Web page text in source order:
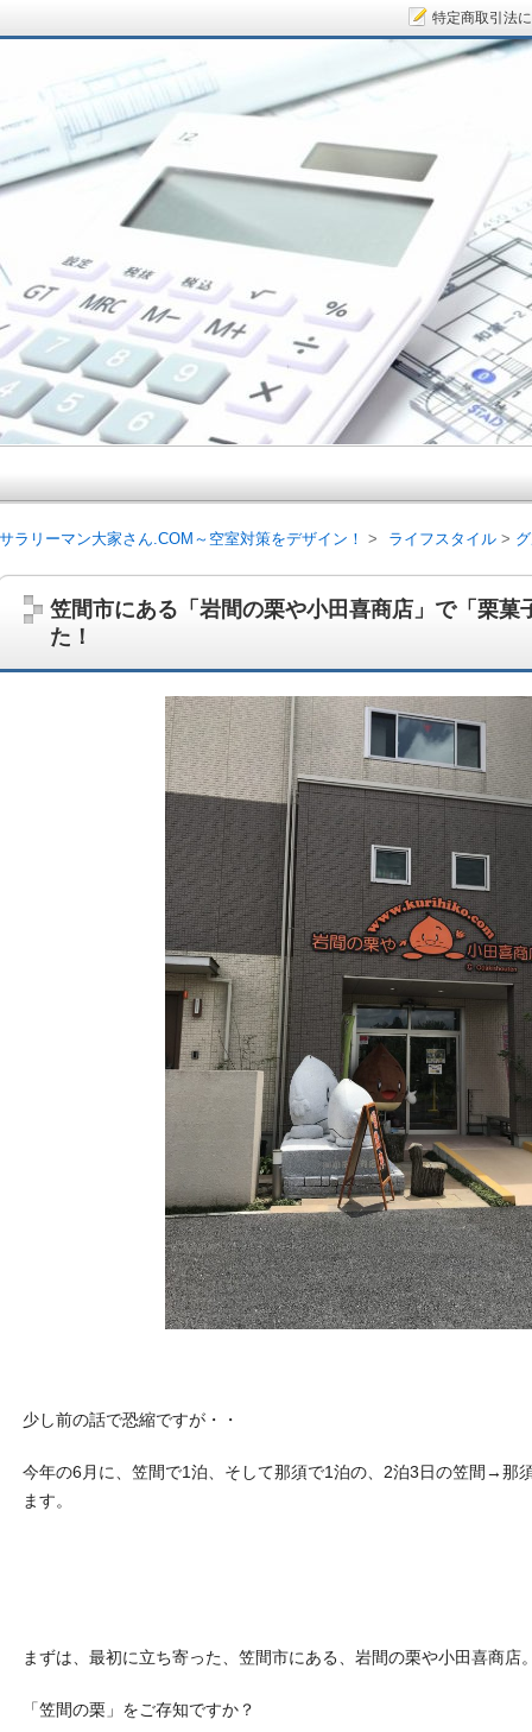
笠間市にある「岩間の栗や小田喜商店」で「栗菓
た！
少し前の話で恐縮ですが・・
今年の6月に、笠間で1泊、そして那須で1泊の、2泊3日の笠間→那
ます。
まずは、最初に立ち寄った、笠間市にある、岩間の栗や小田喜商店
「笠間の栗」をご存知ですか？
サラリーマン大家さん.COM～空室対策をデザイン！ ライフスタイル
サラリーマン大家さん.COM～空
サラリーマン大家さんを応援！マンション経営、アパート経営の空室
ム、大家さん自ら行うネット集客、コンセプト賃貸の導入を研究する
on書籍出版、多拠点居住の暮らしぶり、旅行業務取扱管理者、宅建等
特定商取引法